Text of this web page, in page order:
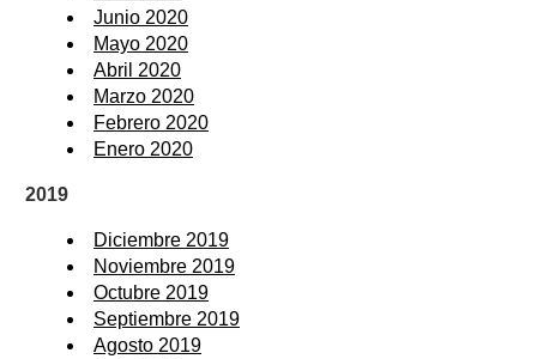
Junio 2020
Mayo 2020
Abril 2020
Marzo 2020
Febrero 2020
Enero 2020
2019
Diciembre 2019
Noviembre 2019
Octubre 2019
Septiembre 2019
Agosto 2019